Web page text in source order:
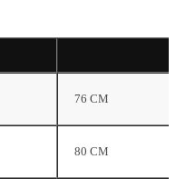
76 CM
80 CM